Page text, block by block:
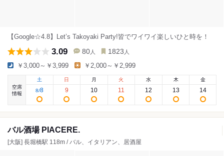
【Google☆4.8】Let’s Takoyaki Party!皆でワイワイ楽しいひと時を！
3.09 80 人 1823 人
￥3,000～￥3,999 ￥2,000～￥2,999
空席
情報
土
8/8
日
9
月
10
火
11
水
12
木
13
金
14
バル酒場 PIACERE.
[大阪] 長堀橋駅 118m / バル、イタリアン、居酒屋